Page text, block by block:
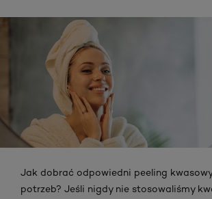
Jak dobrać odpowiedni peeling
potrzeb? Jeśli nigdy nie stosowaliśmy